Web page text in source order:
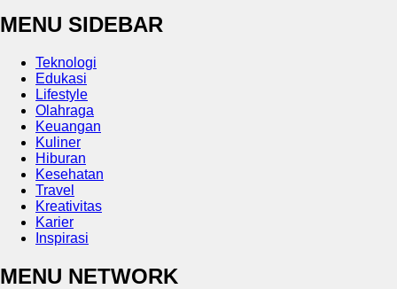
MENU SIDEBAR
Teknologi
Edukasi
Lifestyle
Olahraga
Keuangan
Kuliner
Hiburan
Kesehatan
Travel
Kreativitas
Karier
Inspirasi
MENU NETWORK